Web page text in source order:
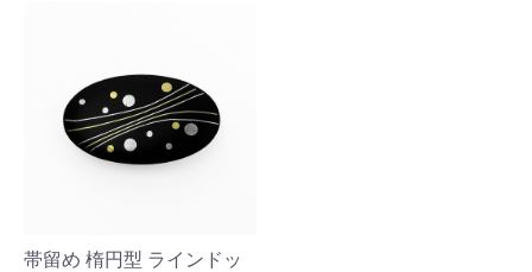
帯留め 楕円型 ラインドッ